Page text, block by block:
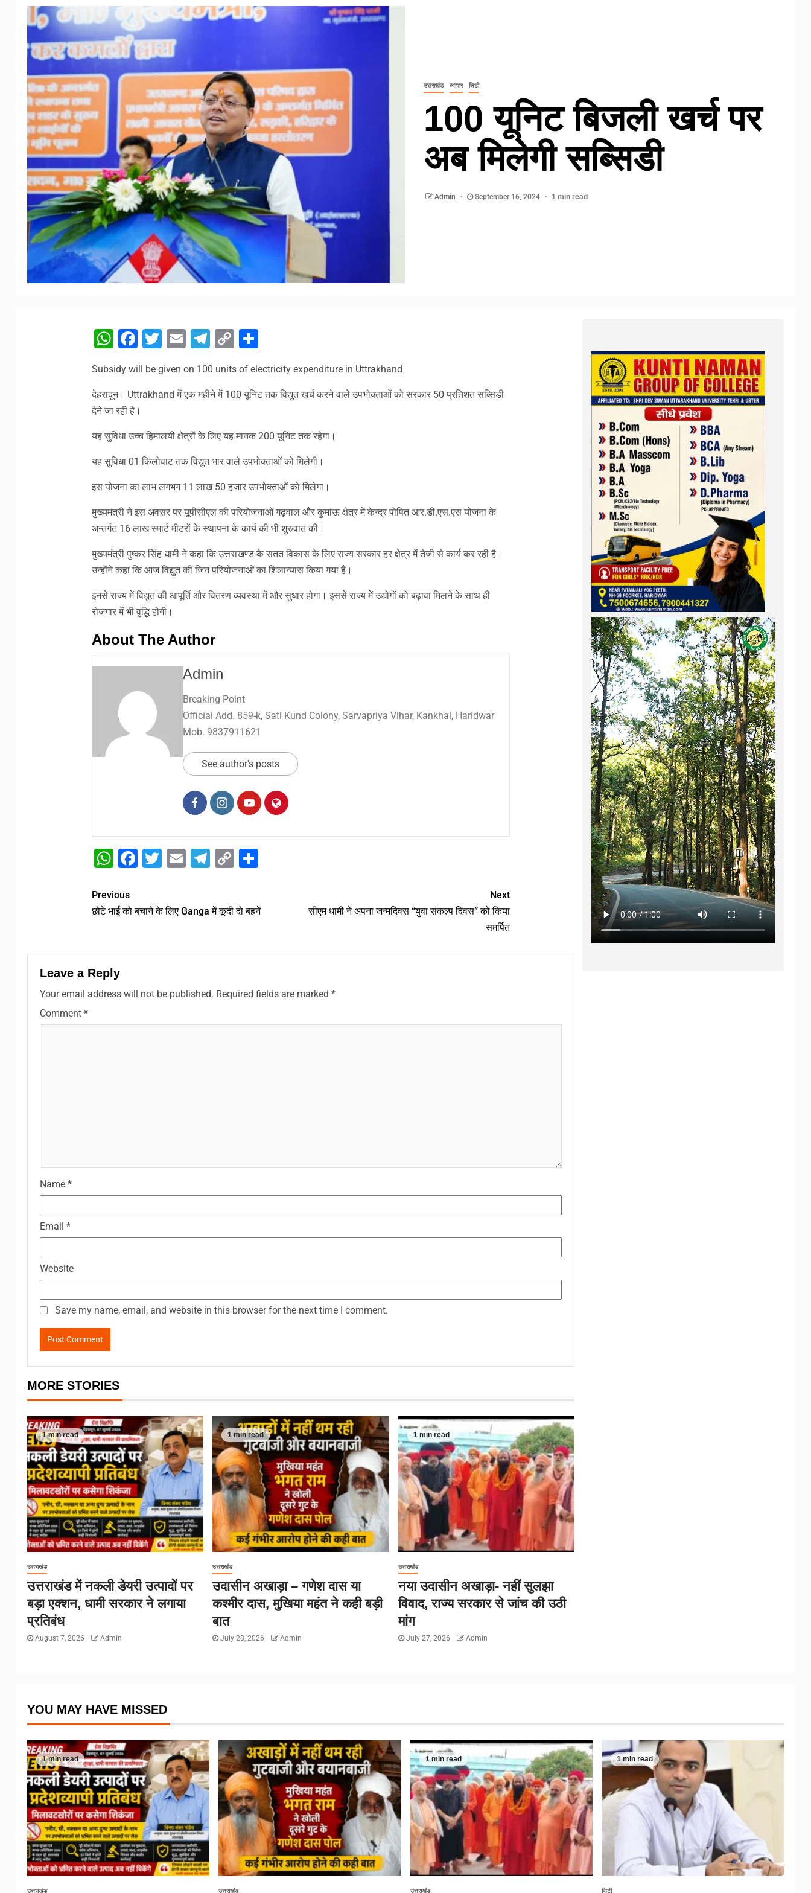
उत्तराखंड व्यापार सिटी
100 यूनिट बिजली खर्च पर
अब मिलेगी सब्सिडी
Admin September 16, 2024 1 min read
WhatsApp
Facebook
Twitter
EmailTelegram
CopyShare
Subsidy will be given on 100 units of electricity expenditure in Uttrakhand
देहरादून। Uttrakhand में एक महीने में 100 यूनिट तक विद्युत खर्च करने वाले उपभोक्ताओं को सरकार 50 प्रतिशत सब्सिडी
देने जा रही है।
यह सुविधा उच्च हिमालयी क्षेत्रों के लिए यह मानक 200 यूनिट तक रहेगा।
यह सुविधा 01 किलोवाट तक विद्युत भार वाले उपभोक्ताओं को मिलेगी।
इस योजना का लाभ लगभग 11 लाख 50 हजार उपभोक्ताओं को मिलेगा।
मुख्यमंत्री ने इस अवसर पर यूपीसीएल की परियोजनाओं गढ़वाल और कुमांऊ क्षेत्र में केन्द्र पोषित आर.डी.एस.एस योजना के
अन्तर्गत 16 लाख स्मार्ट मीटरों के स्थापना के कार्य की भी शुरुवात की।
मुख्यमंत्री पुष्कर सिंह धामी ने कहा कि उत्तराखण्ड के सतत विकास के लिए राज्य सरकार हर क्षेत्र में तेजी से कार्य कर रही है।
उन्होंने कहा कि आज विद्युत की जिन परियोजनाओं का शिलान्यास किया गया है।
इनसे राज्य में विद्युत की आपूर्ति और वितरण व्यवस्था में और सुधार होगा। इससे राज्य में उद्योगों को बढ़ावा मिलने के साथ ही
रोजगार में भी वृद्धि होगी।
About The Author
Admin
Breaking Point
Official Add. 859-k, Sati Kund Colony, Sarvapriya Vihar, Kankhal, Haridwar
Mob. 9837911621
See author's posts
WhatsApp
Facebook
Twitter
EmailTelegram
CopyShare
Previous
छोटे भाई को बचाने के लिए Ganga में कूदी दो बहनें
Next
सीएम धामी ने अपना जन्मदिवस “युवा संकल्प दिवस” को किया
समर्पित
Leave a Reply
Your email address will not be published. Required fields are marked *
Comment *
Name *
Email *
Website
Save my name, email, and website in this browser for the next time I comment.
MORE STORIES
1 min read
उत्तराखंड
उत्तराखंड में नकली डेयरी उत्पादों पर
बड़ा एक्शन, धामी सरकार ने लगाया
प्रतिबंध
August 7, 2026 Admin
1 min read
उत्तराखंड
उदासीन अखाड़ा – गणेश दास या
कश्मीर दास, मुखिया महंत ने कही बड़ी
बात
July 28, 2026 Admin
1 min read
उत्तराखंड
नया उदासीन अखाड़ा- नहीं सुलझा
विवाद, राज्य सरकार से जांच की उठी
मांग
July 27, 2026 Admin
YOU MAY HAVE MISSED
1 min read
उत्तराखंड उत्तराखंड
1 min read
उत्तराखंड
1 min read
सिटी